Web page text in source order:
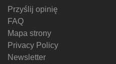
Przyślij opinię
FAQ
Mapa strony
Privacy Policy
Newsletter